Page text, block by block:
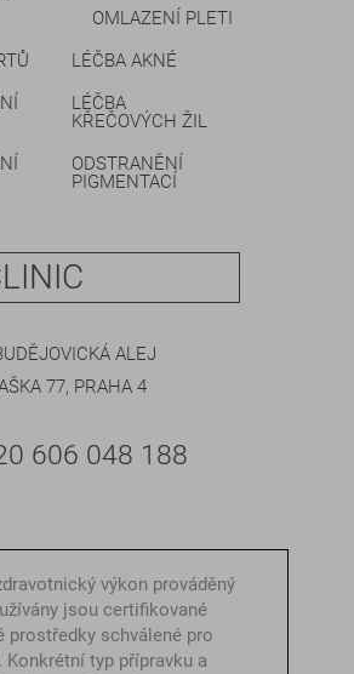
OMLAZENÍ PLETI
LÉČBA AKNÉ
LÉČBA
KŘEČOVÝCH ŽIL
ODSTRANĚNÍ
PIGMENTACÍ
ALEJ
77, PRAHA 4
606 048 188
výkon prováděný
jsou certifikované
prostředky schválené pro
Konkrétní typ přípravku a